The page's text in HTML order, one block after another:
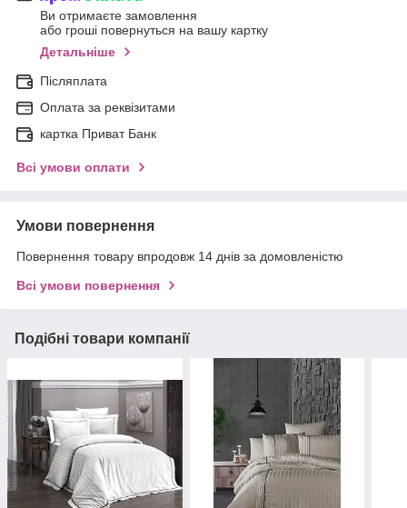
Ви отримаєте замовлення
або гроші повернуться на вашу картку
Детальніше
Післяплата
Оплата за реквізитами
картка Приват Банк
Всі умови оплати
Умови повернення
Повернення товару впродовж 14 днів за домовленістю
Всі умови повернення
Подібні товари компанії